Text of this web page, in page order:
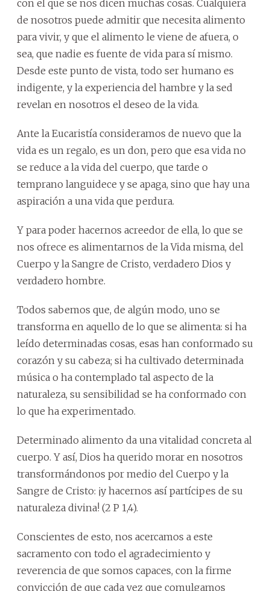
con el que se nos dicen muchas cosas. Cualquiera
de nosotros puede admitir que necesita alimento
para vivir, y que el alimento le viene de afuera, o
sea, que nadie es fuente de vida para sí mismo.
Desde este punto de vista, todo ser humano es
indigente, y la experiencia del hambre y la sed
revelan en nosotros el deseo de la vida.
Ante la Eucaristía consideramos de nuevo que la
vida es un regalo, es un don, pero que esa vida no
se reduce a la vida del cuerpo, que tarde o
temprano languidece y se apaga, sino que hay una
aspiración a una vida que perdura.
Y para poder hacernos acreedor de ella, lo que se
nos ofrece es alimentarnos de la Vida misma, del
Cuerpo y la Sangre de Cristo, verdadero Dios y
verdadero hombre.
Todos sabemos que, de algún modo, uno se
transforma en aquello de lo que se alimenta: si ha
leído determinadas cosas, esas han conformado su
corazón y su cabeza; si ha cultivado determinada
música o ha contemplado tal aspecto de la
naturaleza, su sensibilidad se ha conformado con
lo que ha experimentado.
Determinado alimento da una vitalidad concreta al
cuerpo. Y así, Dios ha querido morar en nosotros
transformándonos por medio del Cuerpo y la
Sangre de Cristo: ¡y hacernos así partícipes de su
naturaleza divina! (2 P 1,4).
Conscientes de esto, nos acercamos a este
sacramento con todo el agradecimiento y
reverencia de que somos capaces, con la firme
convicción de que cada vez que comulgamos